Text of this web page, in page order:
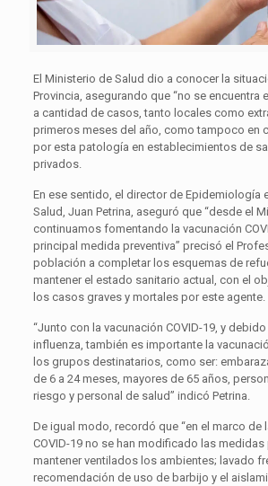
El Ministerio de Salud dio a conocer la
Provincia, asegurando que “no se encuentra
a cantidad de casos, tanto locales como
primeros meses del año, como tampoco en
por esta patología en establecimientos de
privados.
En ese sentido, el director de Epidemiología
Salud, Juan Petrina, aseguró que “desde el
continuamos fomentando la vacunación
principal medida preventiva” precisó el
población a completar los esquemas de
mantener el estado sanitario actual, con el
los casos graves y mortales por este agente.
“Junto con la vacunación COVID-19, y
influenza, también es importante la
los grupos destinatarios, como ser:
de 6 a 24 meses, mayores de 65 años,
riesgo y personal de salud” indicó Petrina.
De igual modo, recordó que “en el marco de
COVID-19 no se han modificado las
mantener ventilados los ambientes; lavado
recomendación de uso de barbijo y el